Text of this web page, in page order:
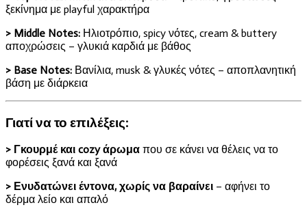
ξεκίνημα με playful χαρακτήρα
> Middle Notes: Ηλιοτρόπιο, spicy νότες, cream & buttery
αποχρώσεις – γλυκιά καρδιά με βάθος
> Base Notes: Βανίλια, musk & γλυκές νότες – αποπλανητική
βάση με διάρκεια
Γιατί να το επιλέξεις:
> Γκουρμέ και cozy άρωμα που σε κάνει να θέλεις να το
φορέσεις ξανά και ξανά
> Ενυδατώνει έντονα, χωρίς να βαραίνει – αφήνει το
δέρμα λείο και απαλό